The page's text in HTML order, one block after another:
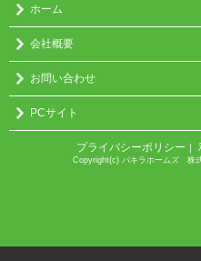
ホーム
会社概要
お問い合わせ
PCサイト
プライバシーポリシー ｜
Copyright(c) パキラホームズ 株